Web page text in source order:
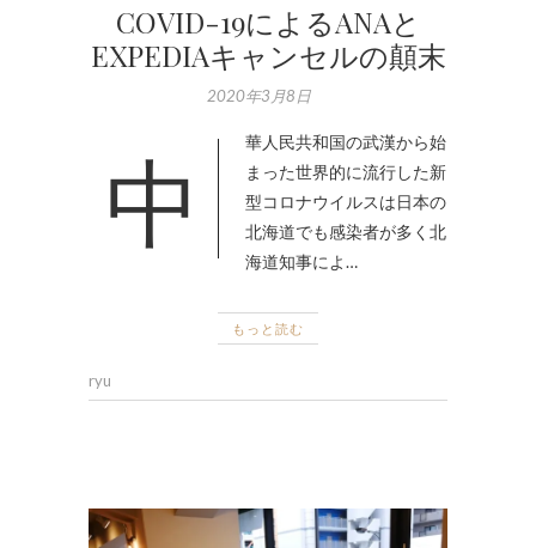
COVID-19によるANAと
EXPEDIAキャンセルの顛末
2020年3月8日
中華人民共和国の武漢から始
まった世界的に流行した新
型コロナウイルスは日本の
北海道でも感染者が多く北
海道知事によ…
もっと読む
ryu